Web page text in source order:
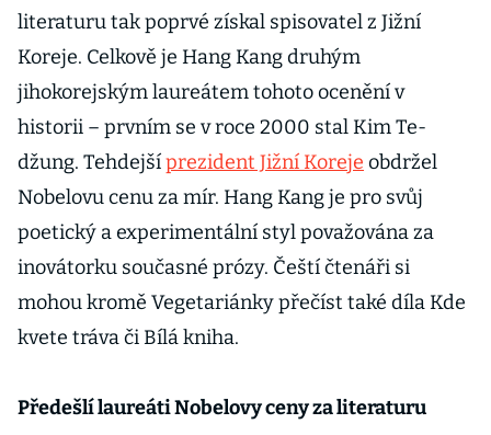
literaturu tak poprvé získal spisovatel z Jižní
Koreje. Celkově je Hang Kang druhým
jihokorejským laureátem tohoto ocenění v
historii – prvním se v roce 2000 stal Kim Te-
džung. Tehdejšíprezident Jižní Koreje obdržel
Nobelovu cenu za mír. Hang Kang je pro svůj
poetický a experimentální styl považována za
inovátorku současné prózy. Čeští čtenáři si
mohou kromě Vegetariánky přečíst také díla Kde
kvete tráva či Bílá kniha.
Předešlí laureáti Nobelovy ceny za literaturu